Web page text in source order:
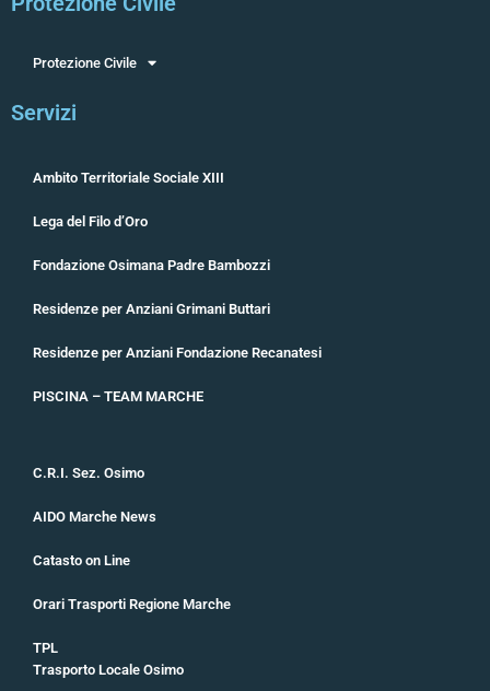
Protezione Civile
Servizi
Ambito Territoriale Sociale XIII
Lega del Filo d’Oro
Fondazione Osimana Padre Bambozzi
Residenze per Anziani Grimani Buttari
Residenze per Anziani Fondazione Recanatesi
PISCINA – TEAM MARCHE
C.R.I. Sez. Osimo
AIDO Marche News
Catasto on Line
Orari Trasporti Regione Marche
TPL
Trasporto Locale Osimo